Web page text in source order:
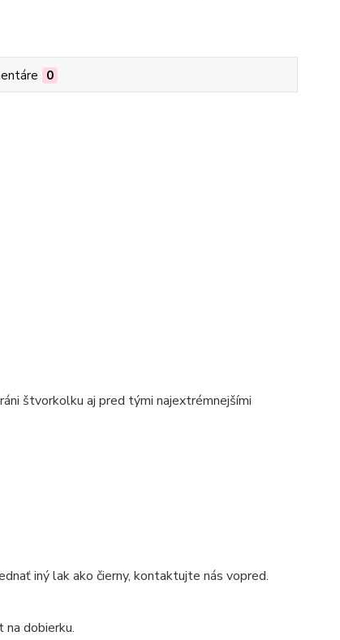
0
štvorkolku aj pred tými najextrémnejšími
iný lak ako čierny, kontaktujte nás vopred.
na dobierku.